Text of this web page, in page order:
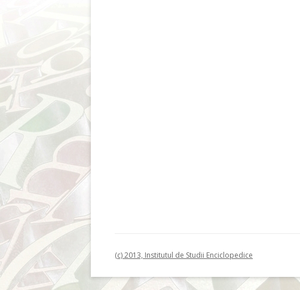
(c) 2013, Institutul de Studii Enciclopedice